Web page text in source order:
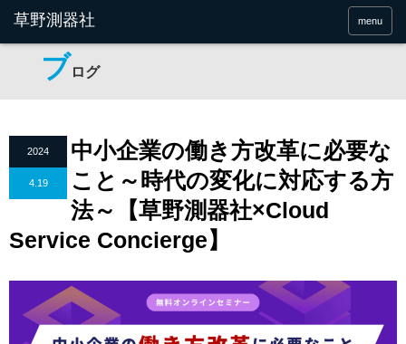
menu
ブログ
2024
4.19
中小企業の働き方改革に必要な
こと～時代の変化に対応する方
法～【草野測器社×Cloud
Service Concierge】